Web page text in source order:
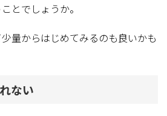
とでしょうか。
量からはじめてみるのも良いかも
ない